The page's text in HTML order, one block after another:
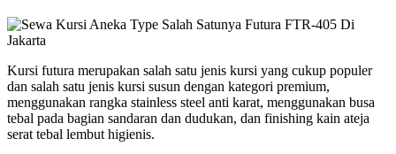
Kursi futura merupakan salah satu jenis kursi yang cukup populer
dan salah satu jenis kursi susun dengan kategori premium,
menggunakan rangka stainless steel anti karat, menggunakan busa
tebal pada bagian sandaran dan dudukan, dan finishing kain ateja
serat tebal lembut higienis.